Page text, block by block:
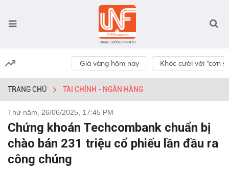
Giá vàng hôm nay Khóc cười với “cơn
TRANG CHỦ TÀI CHÍNH - NGÂN HÀNG
Thứ năm, 26/06/2025, 17:45 PM
Chứng khoán Techcombank chuẩn bị
chào bán 231 triệu cổ phiếu lần đầu ra
công chúng